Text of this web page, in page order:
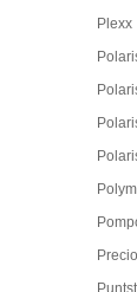
Plexx